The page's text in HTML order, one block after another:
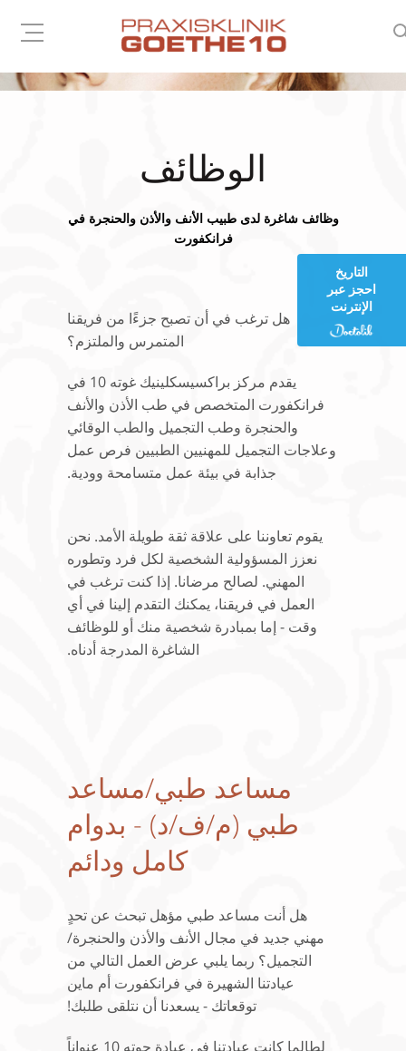
الوظائف
وظائف شاغرة لدى طبيب الأنف والأذن والحنجرة في
فرانكفورت
هل ترغب في أن تصبح جزءًا من فريقنا
المتمرس والملتزم؟
يقدم مركز براكسيسكلينيك غوته 10 في
فرانكفورت المتخصص في طب الأذن والأنف
والحنجرة وطب التجميل والطب الوقائي
وعلاجات التجميل للمهنيين الطبيين فرص عمل
جذابة في بيئة عمل متسامحة وودية.
يقوم تعاوننا على علاقة ثقة طويلة الأمد. نحن
نعزز المسؤولية الشخصية لكل فرد وتطوره
المهني. لصالح مرضانا. إذا كنت ترغب في
العمل في فريقنا، يمكنك التقدم إلينا في أي
وقت - إما بمبادرة شخصية منك أو للوظائف
الشاغرة المدرجة أدناه.
مساعد طبي/مساعد
طبي (م/ف/د) - بدوام
كامل ودائم
هل أنت مساعد طبي مؤهل تبحث عن تحدٍ
مهني جديد في مجال الأنف والأذن والحنجرة/
التجميل؟ ربما يلبي عرض العمل التالي من
عيادتنا الشهيرة في فرانكفورت أم ماين
توقعاتك - يسعدنا أن نتلقى طلبك!
لطالما كانت عيادتنا في عيادة جوته 10 عنواناً
التاريخ
احجز عبر
الإنترنت